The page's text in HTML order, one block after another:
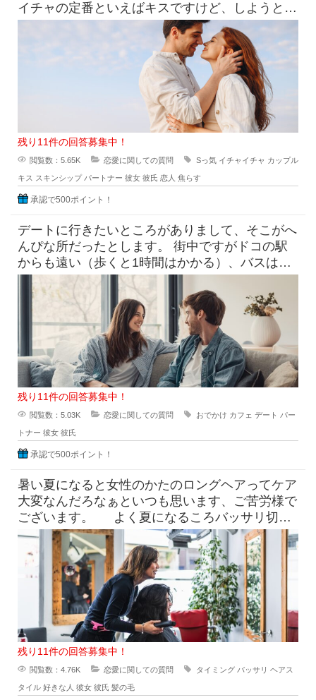
イチャの定番といえばキスですけど、しようとし
てるのにだめって言われ
残り11件の回答募集中！
閲覧数：5.65K 恋愛に関しての質問 Sっ気 イチャイチャ カップル
キス スキンシップ パートナー 彼女 彼氏 恋人 焦らす
承認で500ポイント！
デートに行きたいところがありまして、そこがへ
んぴな所だったとします。 街中ですがドコの駅
からも遠い（歩くと1時間はかかる）、バスは出
てるけど本数少なめ。 目
残り11件の回答募集中！
閲覧数：5.03K 恋愛に関しての質問 おでかけ カフェ デート パー
トナー 彼女 彼氏
承認で500ポイント！
暑い夏になると女性のかたのロングヘアってケア
大変なんだろなぁといつも思います、ご苦労様で
ございます。 よく夏になるころバッサリ切っ
たらどうなのよって言っ
残り11件の回答募集中！
閲覧数：4.76K 恋愛に関しての質問 タイミング バッサリ ヘアス
タイル 好きな人 彼女 彼氏 髪の毛